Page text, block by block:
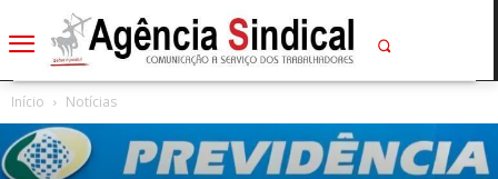
Início Notícias